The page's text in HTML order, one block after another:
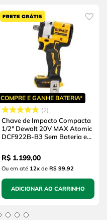
COMPRE E GANHE BATERIA*
2
Chave de Impacto Compacta
1/2" Dewalt 20V MAX Atomic
DCF922B-B3 Sem Bateria e
R$ 1.199,00
Ou em até 12xde R$ 99,92
ADICIONAR AO CARRINHO